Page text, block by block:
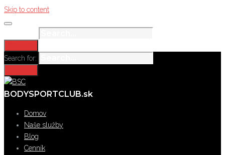
Skip to content
Search for:
BODYSPORTCLUB.sk
Domov
Naše služby
Blog
Cenník